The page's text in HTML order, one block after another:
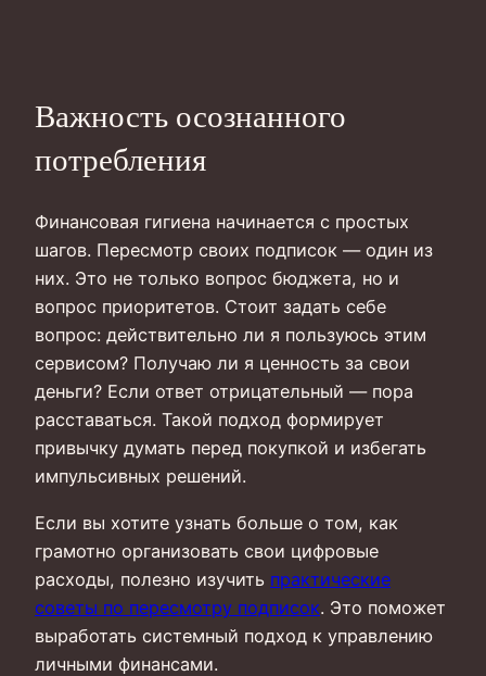
Важность осознанного
потребления
Финансовая гигиена начинается с простых
шагов. Пересмотр своих подписок — один из
них. Это не только вопрос бюджета, но и
вопрос приоритетов. Стоит задать себе
вопрос: действительно ли я пользуюсь этим
сервисом? Получаю ли я ценность за свои
деньги? Если ответ отрицательный — пора
расставаться. Такой подход формирует
привычку думать перед покупкой и избегать
импульсивных решений.
Если вы хотите узнать больше о том, как
грамотно организовать свои цифровые
расходы, полезно изучить практические
советы по пересмотру подписок. Это поможет
выработать системный подход к управлению
личными финансами.